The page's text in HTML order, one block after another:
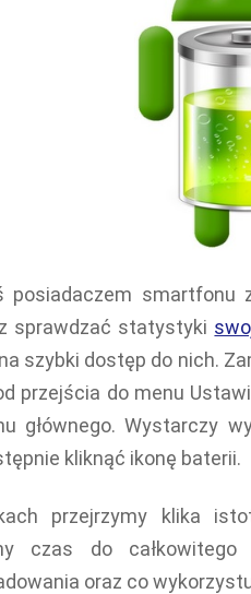
posiadaczem smartfonu
sprawdzać statystyki
szybki dostęp do nich.
przejścia do menu
głównego. Wystarczy
kliknąć ikonę baterii.
przejrzymy klika
czas do całkowitego
oraz co